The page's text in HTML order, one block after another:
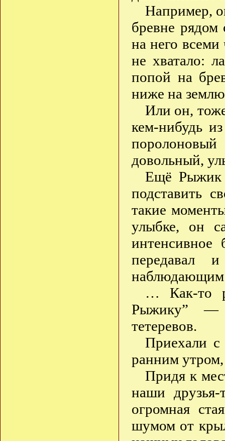
Например,
бревне рядом
на него
не хватало:
попой на
ниже на
Или он,
кем-нибудь
довольный,
Ещё Рыжик
подставить
такие
улыбке, он
передавал
… Как-то
Рыжику” —
тетеревов.
Приехали с
ранним утром,
Придя к
наши
огромная
шумом от